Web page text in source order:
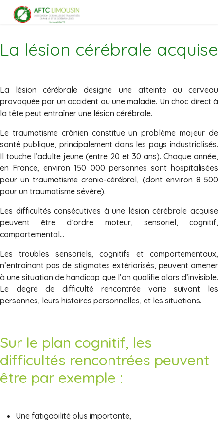
La lésion cérébrale acquise
La lésion cérébrale désigne une atteinte au cerveau
provoquée par un accident ou une maladie. Un choc direct à
la tête peut entraîner une lésion cérébrale.
Le traumatisme crânien constitue un problème majeur de
santé publique, principalement dans les pays industrialisés.
Il touche l’adulte jeune (entre 20 et 30 ans). Chaque année,
en France, environ 150 000 personnes sont hospitalisées
pour un traumatisme cranio-cérébral, (dont environ 8 500
pour un traumatisme sévère).
Les difficultés consécutives à une lésion cérébrale acquise
peuvent être d’ordre moteur, sensoriel, cognitif,
comportemental…
Les troubles sensoriels, cognitifs et comportementaux,
n’entraînant pas de stigmates extériorisés, peuvent amener
à une situation de handicap que l’on qualifie alors d’invisible.
Le degré de difficulté rencontrée varie suivant les
personnes, leurs histoires personnelles, et les situations.
Sur le plan cognitif, les
difficultés rencontrées peuvent
être par exemple :
Une fatigabilité plus importante,